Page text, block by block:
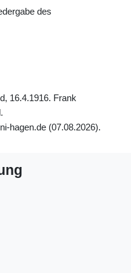
des
16.4.1916. Frank
hagen.de (07.08.2026).